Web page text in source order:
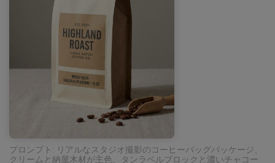
プロンプト: リアルなスタジオ撮影のコーヒーバッグパッケージ、
クリームと納屋木材が主色、タンラベルブロックと濃いチャコー